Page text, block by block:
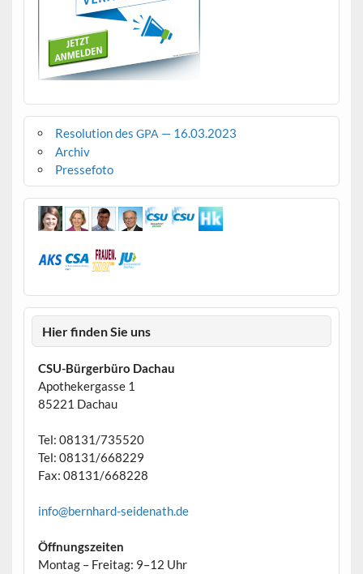
Resolution des GPA — 16.03.2023
Archiv
Pressefoto
Hier finden Sie uns
CSU-Bürgerbüro Dachau
Apothekergasse 1
85221 Dachau
Tel: 08131/735520
Tel: 08131/668229
Fax: 08131/668228
info@bernhard-seidenath.de
Öffnungszeiten
Montag – Freitag: 9–12 Uhr